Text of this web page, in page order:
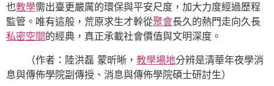
也教學需出臺更嚴厲的環保與平安尺度，加大力度經過歷程
監管。唯有這般，荒原求生才幹從聚會長久的熱門走向久長
私密空間的經典，真正承載社會價值與文明深度。
（作者：陸洪磊 蒙昕晰， 教學場地分辨是清華年夜學消
息與傳佈學院副傳授、消息與傳佈學院碩士研討生）